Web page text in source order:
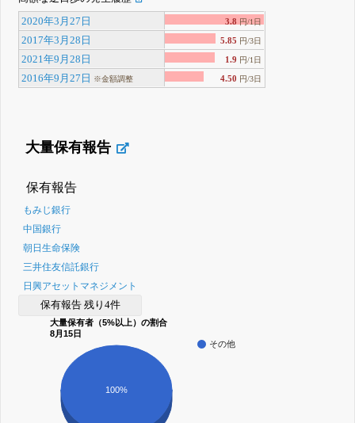
2020年3月27日 3.8 円/1日
2017年3月28日 5.85 円/3日
2021年9月28日 1.9 円/1日
2016年9月27日 ※金額調整 4.50 円/3日
大量保有報告
保有報告
もみじ銀行
中国銀行
朝日生命保険
三井住友信託銀行
日興アセットマネジメント
保有報告 残り4件
大量保有者（5%以上）の割合
8月15日
その他
100%